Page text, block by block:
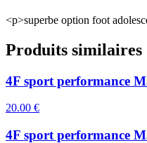
<p>superbe option foot
Produits similaires
4F sport performance
20.00 €
4F sport performance